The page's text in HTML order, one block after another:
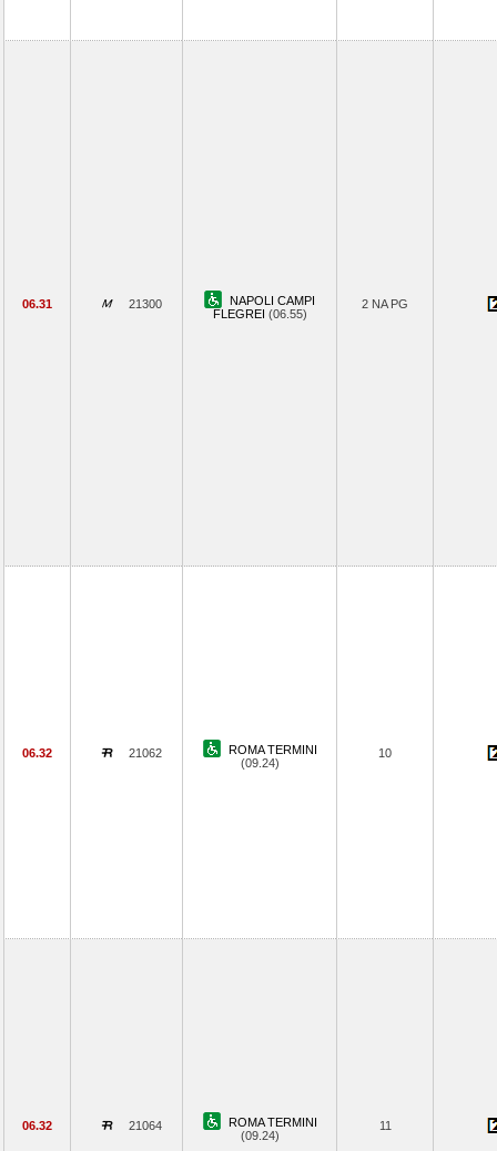
06.31 21300
NAPOLI CAMPI
FLEGREI (06.55)
2 NA PG
06.32 21062
ROMA TERMINI
(09.24)
10
06.32 21064
ROMA TERMINI
(09.24)
11